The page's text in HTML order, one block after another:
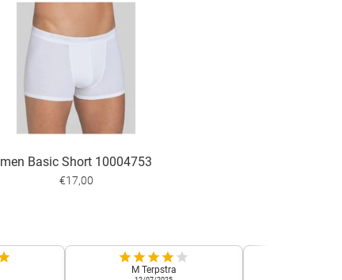
men Basic Short 10004753
€17,00
M Terpstra